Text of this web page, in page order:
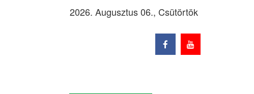
2026. Augusztus 06., Csütörtök